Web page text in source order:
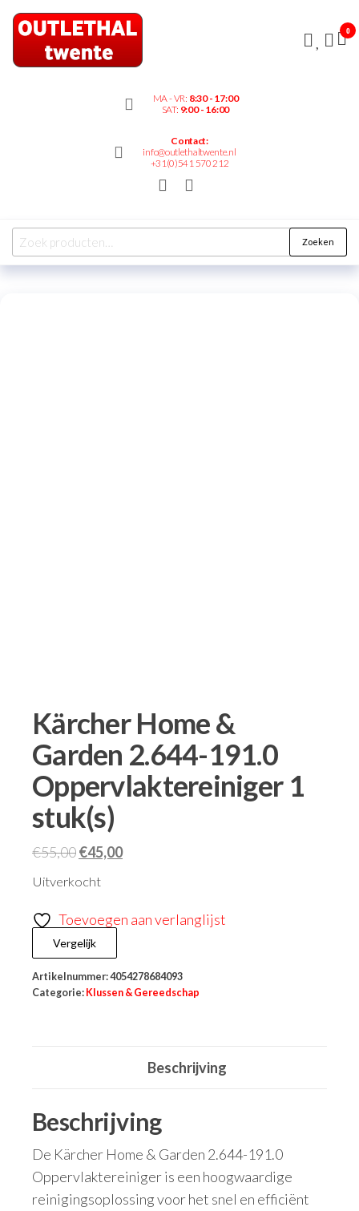
Outlethaltwente.nl
MA - VR: 8:30 - 17:00
SAT: 9:00 - 16:00
Contact:
info@outlethaltwente.nl
+31(0)541 570 212
0
Zoeken
Kärcher Home &
Garden 2.644-191.0
Oppervlaktereiniger 1
stuk(s)
€55,00€45,00
Uitverkocht
Toevoegen aan verlanglijst
Vergelijk
Artikelnummer:4054278684093
Categorie: Klussen & Gereedschap
Beschrijving
Beschrijving
De Kärcher Home & Garden 2.644-191.0
Oppervlaktereiniger is een hoogwaardige
reinigingsoplossing voor het snel en efficiënt